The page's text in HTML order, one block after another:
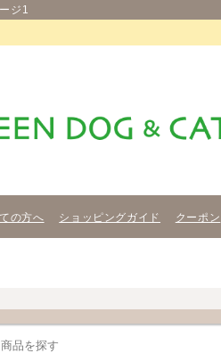
ジ1
の方へ ショッピングガイド クーポン